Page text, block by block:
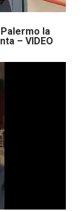
la
– VIDEO